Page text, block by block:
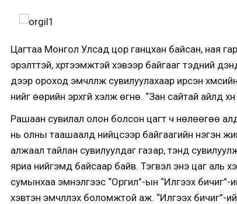
Цагтаа Монгол Улсад цор ганцхан байсан, ная
эрэлттэй, хүртээмжтэй хэвээр байгааг тэдний
үүдээр ороход эмчлүүлж сувилуулахаар ирсэн
үүнийг өөрийн эрхгүй хэлж өгнө. “Зан сайтай айлд
Рашаан сувилал олон болсон цагт ч нөлөөгөө
нь олны таашаалд нийцсээр байгаагийн нэгэн
алжаал тайлан сувилуулдаг газар, тэнд сувилуулж
яриа нийгэмд байсаар байв. Тэгвэл энэ цаг аль
сумынхаа эмнэлгээс “Оргил”-ын “Илгээх бичиг”-
хэвтэн эмчлүүлэх боломжтой аж. “Илгээх бичиг”-